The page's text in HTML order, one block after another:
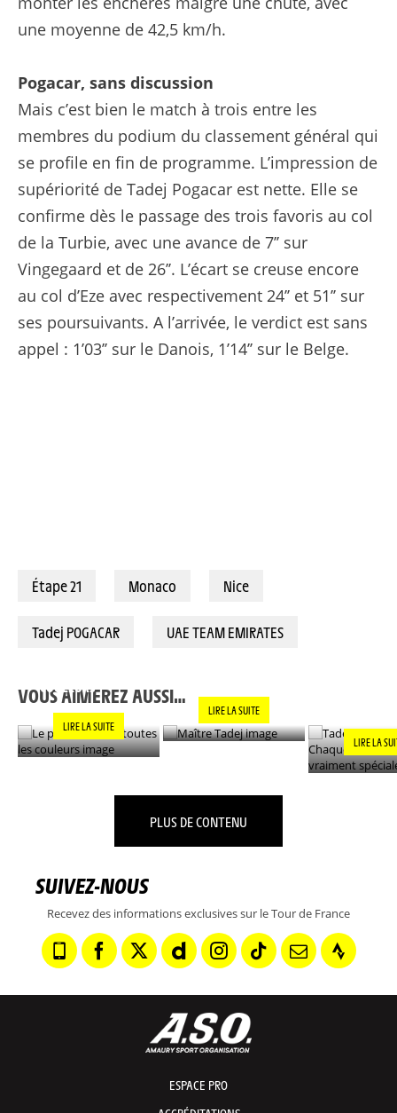
une moyenne de 42,5 km/h.
Pogacar, sans discussion
Mais c’est bien le match à trois entre les
membres du podium du classement général qui
se profile en fin de programme. L’impression de
supériorité de Tadej Pogacar est nette. Elle se
confirme dès le passage des trois favoris au col
de la Turbie, avec une avance de 7’’ sur
Vingegaard et de 26’’. L’écart se creuse encore
au col d’Eze avec respectivement 24’’ et 51’’ sur
ses poursuivants. A l’arrivée, le verdict est sans
appel : 1’03’’ sur le Danois, 1’14’’ sur le Belge.
Étape 21 Monaco Nice
Tadej POGACAR UAE TEAM EMIRATES
VOUS AIMEREZ AUSSI…
COULEURS
LIRE LA SUITE
LIRE LA SUITE
LIRE LA
PLUS DE CONTENU
SUIVEZ-NOUS
Recevez des informations exclusives sur le Tour de France
ESPACE PRO